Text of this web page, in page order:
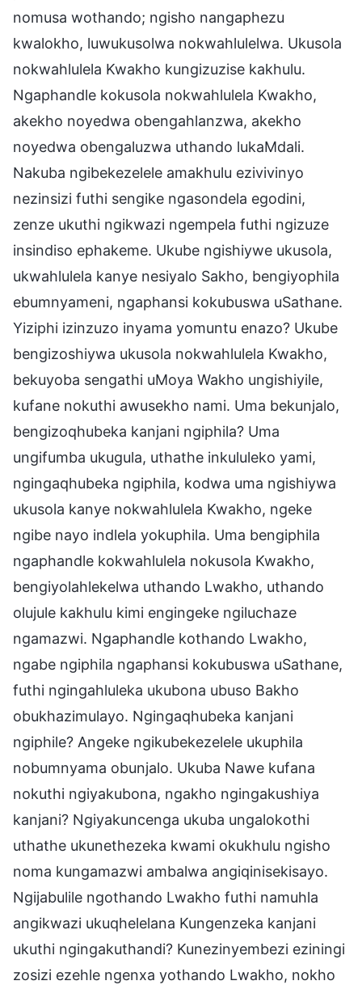
nomusa wothando; ngisho nangaphezu
kwalokho, luwukusolwa nokwahlulelwa. Ukusola
nokwahlulela Kwakho kungizuzise kakhulu.
Ngaphandle kokusola nokwahlulela Kwakho,
akekho noyedwa obengahlanzwa, akekho
noyedwa obengaluzwa uthando lukaMdali.
Nakuba ngibekezelele amakhulu ezivivinyo
nezinsizi futhi sengike ngasondela egodini,
zenze ukuthi ngikwazi ngempela futhi ngizuze
insindiso ephakeme. Ukube ngishiywe ukusola,
ukwahlulela kanye nesiyalo Sakho, bengiyophila
ebumnyameni, ngaphansi kokubuswa uSathane.
Yiziphi izinzuzo inyama yomuntu enazo? Ukube
bengizoshiywa ukusola nokwahlulela Kwakho,
bekuyoba sengathi uMoya Wakho ungishiyile,
kufane nokuthi awusekho nami. Uma bekunjalo,
bengizoqhubeka kanjani ngiphila? Uma
ungifumba ukugula, uthathe inkululeko yami,
ngingaqhubeka ngiphila, kodwa uma ngishiywa
ukusola kanye nokwahlulela Kwakho, ngeke
ngibe nayo indlela yokuphila. Uma bengiphila
ngaphandle kokwahlulela nokusola Kwakho,
bengiyolahlekelwa uthando Lwakho, uthando
olujule kakhulu kimi engingeke ngiluchaze
ngamazwi. Ngaphandle kothando Lwakho,
ngabe ngiphila ngaphansi kokubuswa uSathane,
futhi ngingahluleka ukubona ubuso Bakho
obukhazimulayo. Ngingaqhubeka kanjani
ngiphile? Angeke ngikubekezelele ukuphila
nobumnyama obunjalo. Ukuba Nawe kufana
nokuthi ngiyakubona, ngakho ngingakushiya
kanjani? Ngiyakuncenga ukuba ungalokothi
uthathe ukunethezeka kwami okukhulu ngisho
noma kungamazwi ambalwa angiqinisekisayo.
Ngijabulile ngothando Lwakho futhi namuhla
angikwazi ukuqhelelana Kungenzeka kanjani
ukuthi ngingakuthandi? Kunezinyembezi eziningi
zosizi ezehle ngenxa yothando Lwakho, nokho